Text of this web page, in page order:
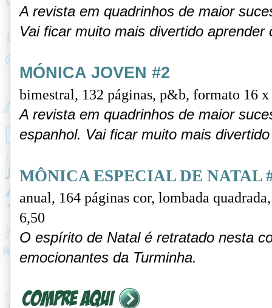
A revista em quadrinhos de maior
Vai ficar muito mais divertido aprender
MÓNICA JOVEN #2
bimestral, 132 páginas, p&b, formato 16
A revista em quadrinhos de maior
espanhol. Vai ficar muito mais
MÔNICA ESPECIAL DE NATAL
anual, 164 páginas cor, lombada
6,50
O espírito de Natal é retratado nesta
emocionantes da Turminha.